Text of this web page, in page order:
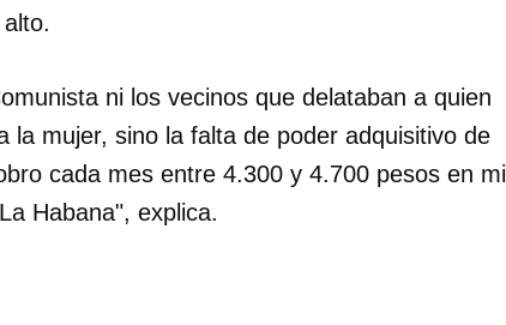
ni los vecinos que delataban a quien
la mujer, sino la falta de poder adquisitivo de
cada mes entre 4.300 y 4.700 pesos en mi
Habana", explica.